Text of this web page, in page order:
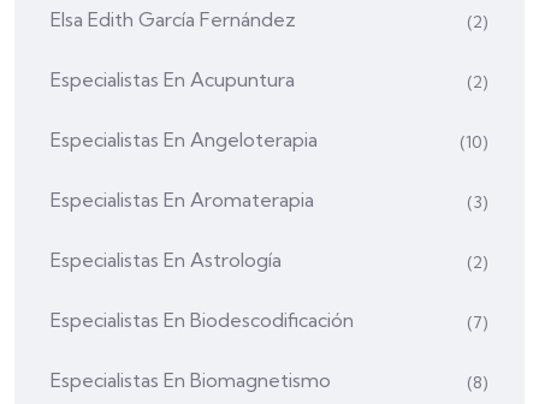
Elsa Edith García Fernández (2)
Especialistas En Acupuntura (2)
Especialistas En Angeloterapia (10)
Especialistas En Aromaterapia (3)
Especialistas En Astrología (2)
Especialistas En Biodescodificación (7)
Especialistas En Biomagnetismo (8)